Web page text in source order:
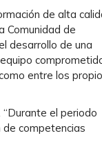
de alta
Comunidad de
desarrollo de una
entre los
el periodo
de competencias